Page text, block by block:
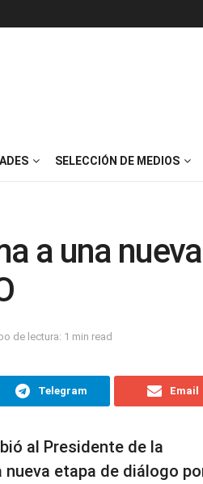
SELECCIÓN DE MEDIOS
a una nueva
de lectura: 1 min read
Telegram Email
al Presidente de la
etapa de diálogo